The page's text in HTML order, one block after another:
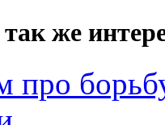
же
про